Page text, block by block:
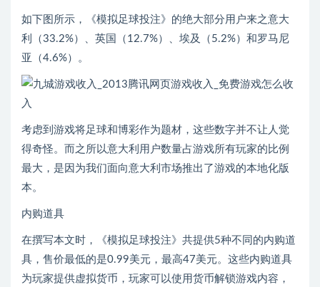
如下图所示，《模拟足球投注》的绝大部分用户来之意大
利（33.2%）、英国（12.7%）、埃及（5.2%）和罗马尼
亚（4.6%）。
考虑到游戏将足球和博彩作为题材，这些数字并不让人觉
得奇怪。而之所以意大利用户数量占游戏所有玩家的比例
最大，是因为我们面向意大利市场推出了游戏的本地化版
本。
内购道具
在撰写本文时，《模拟足球投注》共提供5种不同的内购道
具，售价最低的是0.99美元，最高47美元。这些内购道具
为玩家提供虚拟货币，玩家可以使用货币解锁游戏内容，